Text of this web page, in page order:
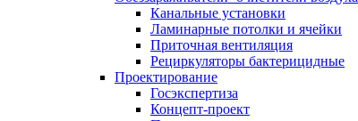
Канальные установки
Ламинарные потолки и ячейки
Приточная вентиляция
Рециркуляторы бактерицидные
Проектирование
Госэкспертиза
Концепт-проект